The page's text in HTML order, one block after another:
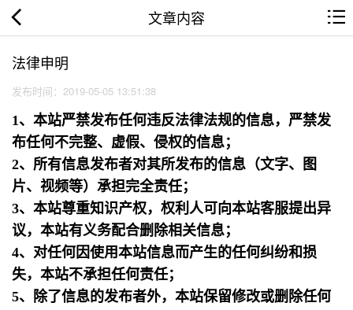
文章内容
法律申明
发布时间：2019-05-05 13:51:38
1、本站严禁发布任何违反法律法规的信息，严禁发
布任何不完整、虚假、侵权的信息；
2、所有信息发布者对其所发布的信息（文字、图
片、视频等）承担完全责任；
3、本站尊重知识产权，权利人可向本站客服提出异
议，本站有义务配合删除相关信息；
4、对任何因使用本站信息而产生的任何纠纷和损
失，本站不承担任何责任；
5、除了信息的发布者外，本站保留修改或删除任何